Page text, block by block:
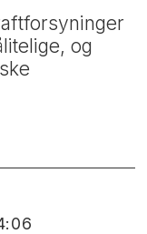
og